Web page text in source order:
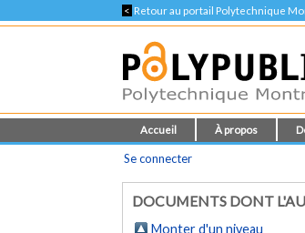
< Retour au portail Polytechnique
Accueil À propos
Se connecter
DOCUMENTS DONT
Monter d'un niveau